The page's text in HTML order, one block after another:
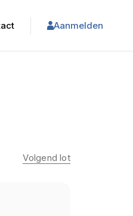
Aanmelden
Volgend lot